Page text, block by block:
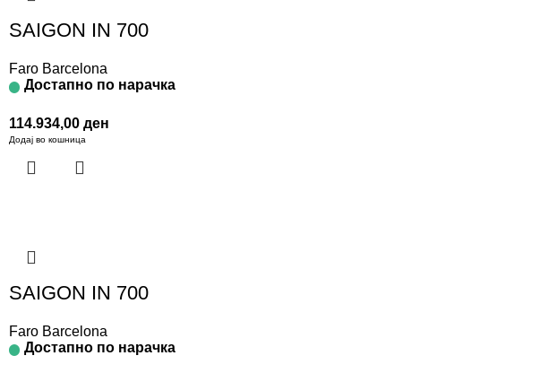
SAIGON IN 700
Faro Barcelona
Достапно по нарачка
114.934,00 ден
Додај во кошница
SAIGON IN 700
Faro Barcelona
Достапно по нарачка